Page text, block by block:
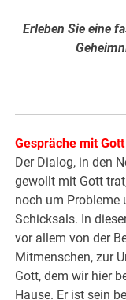
Erleben Sie eine
Gespräche mit Gott
Der Dialog, in den
gewollt mit Gott
noch um Probleme
Schicksals. In
vor allem von der
Mitmenschen, zur
Gott, dem wir hier
Hause. Er ist sein